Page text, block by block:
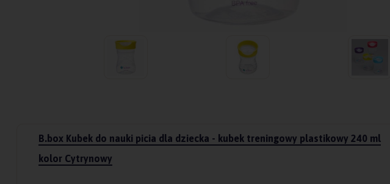
B.box Kubek do nauki picia dla dziecka - kubek treningowy plastikowy 240 ml
kolor Cytrynowy